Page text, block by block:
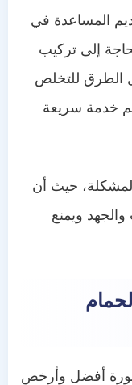
المساعدة في
إلى تركيب
الطرق للتخلص
خدمة سريعة
حيث أن
ويمنع
أفضل وأرخص